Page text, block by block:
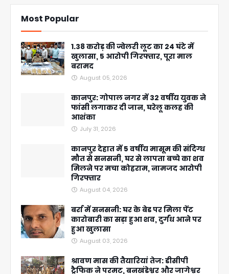
Most Popular
1.38 करोड़ की ज्वेलरी लूट का 24 घंटे में
खुलासा, 5 आरोपी गिरफ्तार, पूरा माल
बरामद
August 05, 2026
कानपुर: गोपाल नगर में 32 वर्षीय युवक ने
फांसी लगाकर दी जान, घरेलू कलह की
आशंका
July 31, 2026
कानपुर देहात में 5 वर्षीय मासूम की संदिग्ध
मौत से सनसनी, घर से लापता बच्चे का शव
मिलने पर मचा कोहराम, नामजद आरोपी
गिरफ्तार
August 04, 2026
बर्रा में सनसनी: घर के बेड पर मिला पेंट
कारोबारी का सड़ा हुआ शव, दुर्गंध आने पर
हुआ खुलासा
August 03, 2026
श्रावण मास की तैयारियां तेज: डीसीपी
ट्रैफिक ने परमट, बनखंडेश्वर और जागेश्वर